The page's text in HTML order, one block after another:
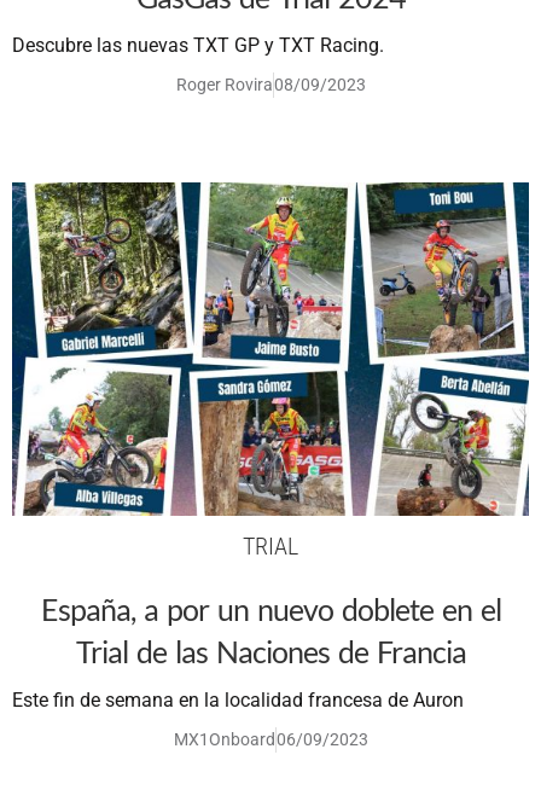
Descubre las nuevas TXT GP y TXT Racing.
Roger Rovira08/09/2023
TRIAL
España, a por un nuevo doblete en el
Trial de las Naciones de Francia
Este fin de semana en la localidad francesa de Auron
MX1Onboard06/09/2023